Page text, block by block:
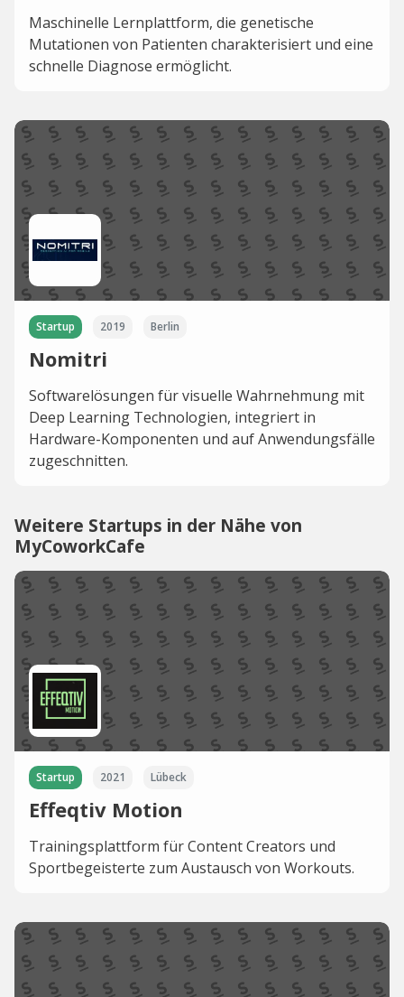
Maschinelle Lernplattform, die genetische
Mutationen von Patienten charakterisiert und eine
schnelle Diagnose ermöglicht.
Startup 2019 Berlin
Nomitri
Softwarelösungen für visuelle Wahrnehmung mit
Deep Learning Technologien, integriert in
Hardware-Komponenten und auf Anwendungsfälle
zugeschnitten.
Weitere Startups in der Nähe von
MyCoworkCafe
Startup 2021 Lübeck
Effeqtiv Motion
Trainingsplattform für Content Creators und
Sportbegeisterte zum Austausch von Workouts.